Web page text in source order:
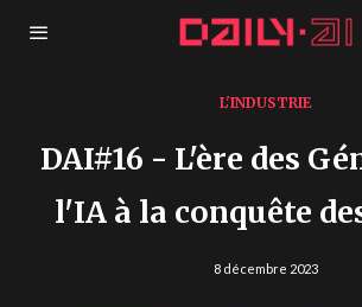
L'INDUSTRIE
DAI#16 - L'ère des
l'IA à la conquête
8 décembre 2023